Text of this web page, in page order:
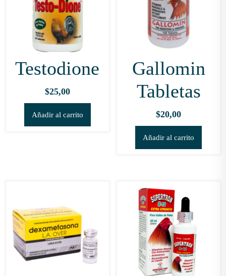
Testodione
$25,00
Añadir al carrito
Gallomin
Tabletas
$20,00
Añadir al carrito